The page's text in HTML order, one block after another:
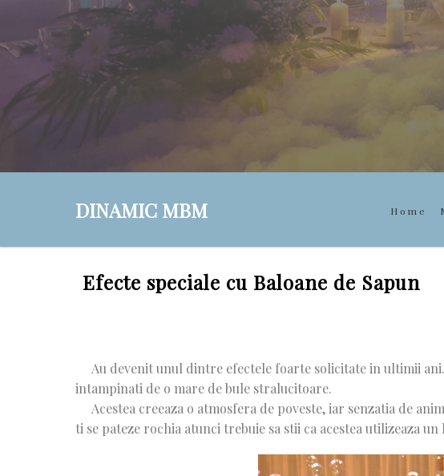
DINAMIC MBM Home
Efecte speciale cu Baloane de Sapun
Au devenit unul dintre efectele foarte solicitate in ultimii
intampinati de o mare de bule stralucitoare.
Acestea creeaza o atmosfera de poveste, iar senzatia de
ti se pateze rochia atunci trebuie sa stii ca acestea utilizeaza